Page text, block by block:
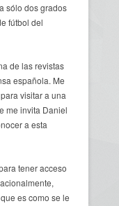
sólo dos grados
fútbol del
de las revistas
española. Me
visitar a una
me invita Daniel
a esta
tener acceso
que es como se le